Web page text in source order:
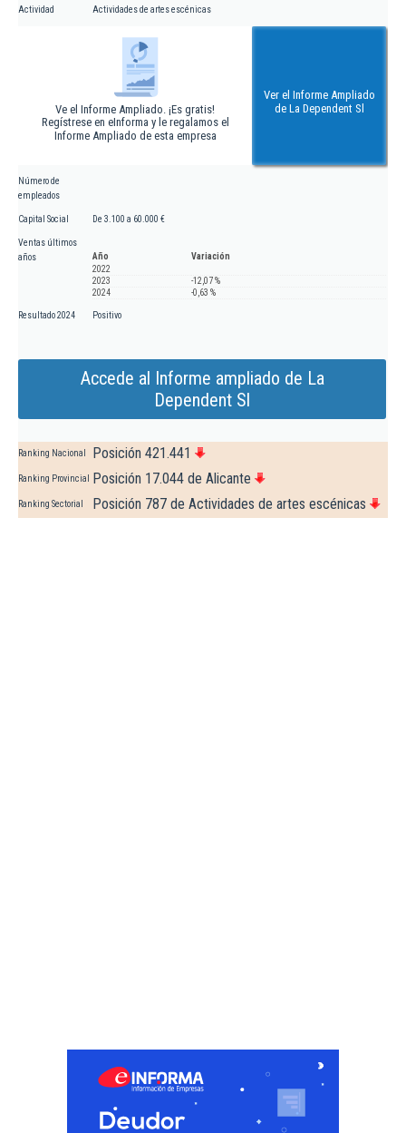
Actividad Actividades de artes escénicas
Ve el Informe Ampliado. ¡Es gratis!
Regístrese en eInforma y le regalamos el
Informe Ampliado de esta empresa
Ver el Informe Ampliado
de La Dependent Sl
Número de
empleados
Capital Social De 3.100 a 60.000 €
Ventas últimos
años
Año
Variación
2022
2023
-12,07 %
2024
-0,63 %
Resultado 2024 Positivo
Accede al Informe ampliado de La
Dependent Sl
Ranking Nacional Posición 421.441
Ranking Provincial Posición 17.044 de Alicante
Ranking Sectorial Posición 787 de Actividades de artes escénicas